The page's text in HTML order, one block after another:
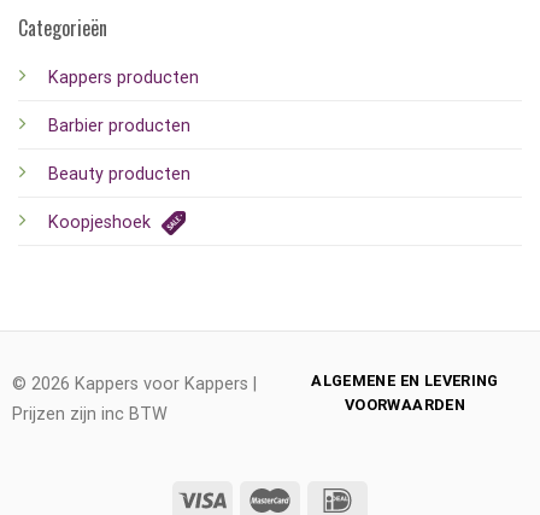
Categorieën
Kappers producten
Barbier producten
Beauty producten
Koopjeshoek
© 2026 Kappers voor Kappers |
Prijzen zijn inc BTW
ALGEMENE EN LEVERING
VOORWAARDEN